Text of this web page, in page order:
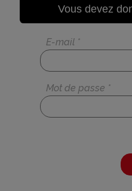
Vous devez
E-mail *
Mot de passe *